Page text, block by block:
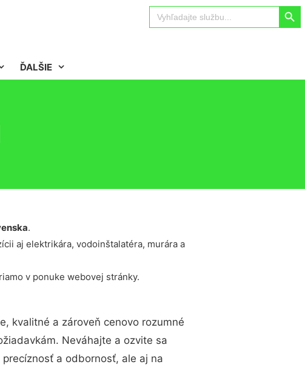
Search
for:
Search Button
ĎALŠIE
.
aj elektrikára, vodoinštalatéra, murára a
v ponuke webovej stránky.
kvalitné a zároveň cenovo rozumné
Neváhajte a ozvite sa
a odbornosť, ale aj na